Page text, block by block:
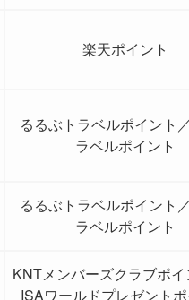
楽天ポイント
るるぶトラベルポイント
ラベルポイント
るるぶトラベルポイント
ラベルポイント
KNTメンバーズクラブポ
ISAワールドプレゼントポ